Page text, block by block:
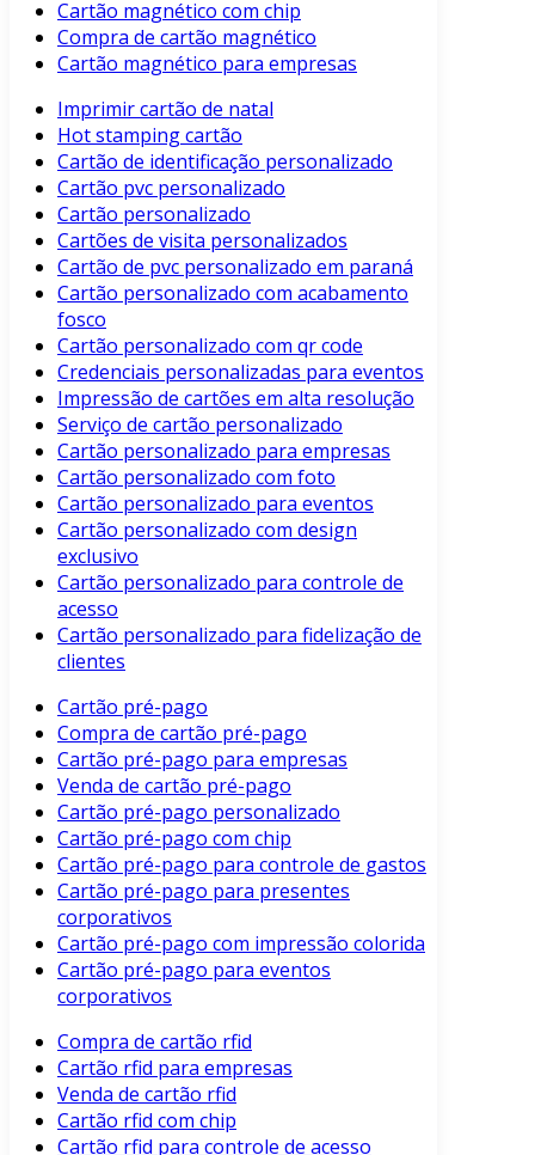
Cartão magnético com chip
Compra de cartão magnético
Cartão magnético para empresas
Imprimir cartão de natal
Hot stamping cartão
Cartão de identificação personalizado
Cartão pvc personalizado
Cartão personalizado
Cartões de visita personalizados
Cartão de pvc personalizado em paraná
Cartão personalizado com acabamento
fosco
Cartão personalizado com qr code
Credenciais personalizadas para eventos
Impressão de cartões em alta resolução
Serviço de cartão personalizado
Cartão personalizado para empresas
Cartão personalizado com foto
Cartão personalizado para eventos
Cartão personalizado com design
exclusivo
Cartão personalizado para controle de
acesso
Cartão personalizado para fidelização de
clientes
Cartão pré-pago
Compra de cartão pré-pago
Cartão pré-pago para empresas
Venda de cartão pré-pago
Cartão pré-pago personalizado
Cartão pré-pago com chip
Cartão pré-pago para controle de gastos
Cartão pré-pago para presentes
corporativos
Cartão pré-pago com impressão colorida
Cartão pré-pago para eventos
corporativos
Compra de cartão rfid
Cartão rfid para empresas
Venda de cartão rfid
Cartão rfid com chip
Cartão rfid para controle de acesso